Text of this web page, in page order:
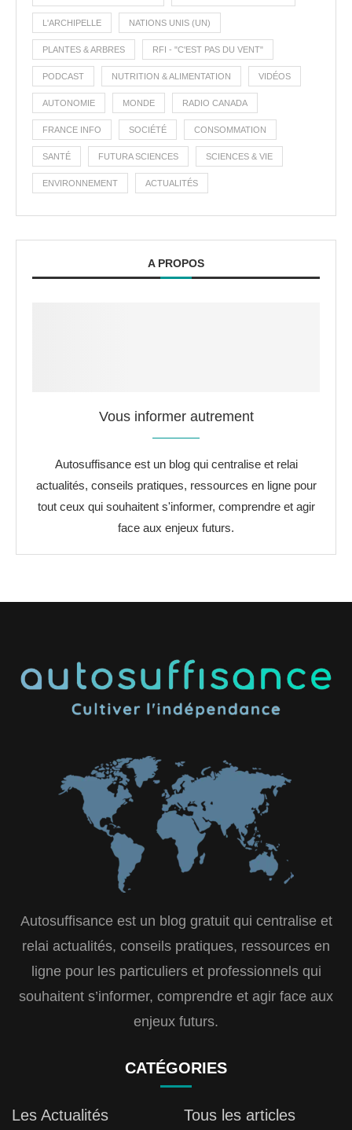
L'ARCHIPELLE NATIONS UNIS (UN)
PLANTES & ARBRES RFI - "C'EST PAS DU VENT"
PODCAST NUTRITION & ALIMENTATION VIDÉOS
AUTONOMIE MONDE RADIO CANADA
FRANCE INFO SOCIÉTÉ CONSOMMATION
SANTÉ FUTURA SCIENCES SCIENCES & VIE
ENVIRONNEMENT ACTUALITÉS
A PROPOS
Vous informer autrement
Autosuffisance est un blog qui centralise et relai
actualités, conseils pratiques, ressources en ligne pour
tout ceux qui souhaitent s'informer, comprendre et agir
face aux enjeux futurs.
Autosuffisance est un blog gratuit qui centralise et
relai actualités, conseils pratiques, ressources en
ligne pour les particuliers et professionnels qui
souhaitent s’informer, comprendre et agir face aux
enjeux futurs.
CATÉGORIES
Les Actualités
Tous les articles